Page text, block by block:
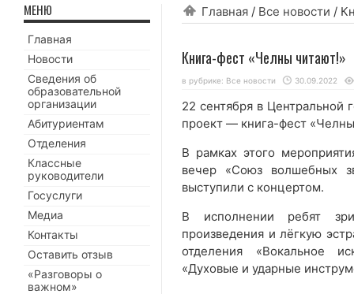
Главная / Все новости /
Книга-фест «Челны читают!»
в рубрике: Все новости 30.09.2022
22 сентября в Центральной
проект — книга-фест
В рамках этого
вечер «Союз волшебных
выступили с концертом.
В исполнении ребят
произведения и лёгкую
отделения «Вокальное
«Духовые и ударные
МЕНЮ
Главная
Новости
Сведения об
образовательной
организации
Абитуриентам
Отделения
Классные
руководители
Госуслуги
Медиа
Контакты
Оставить отзыв
«Разговоры о
важном»